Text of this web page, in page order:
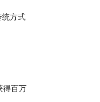
方式
得百万